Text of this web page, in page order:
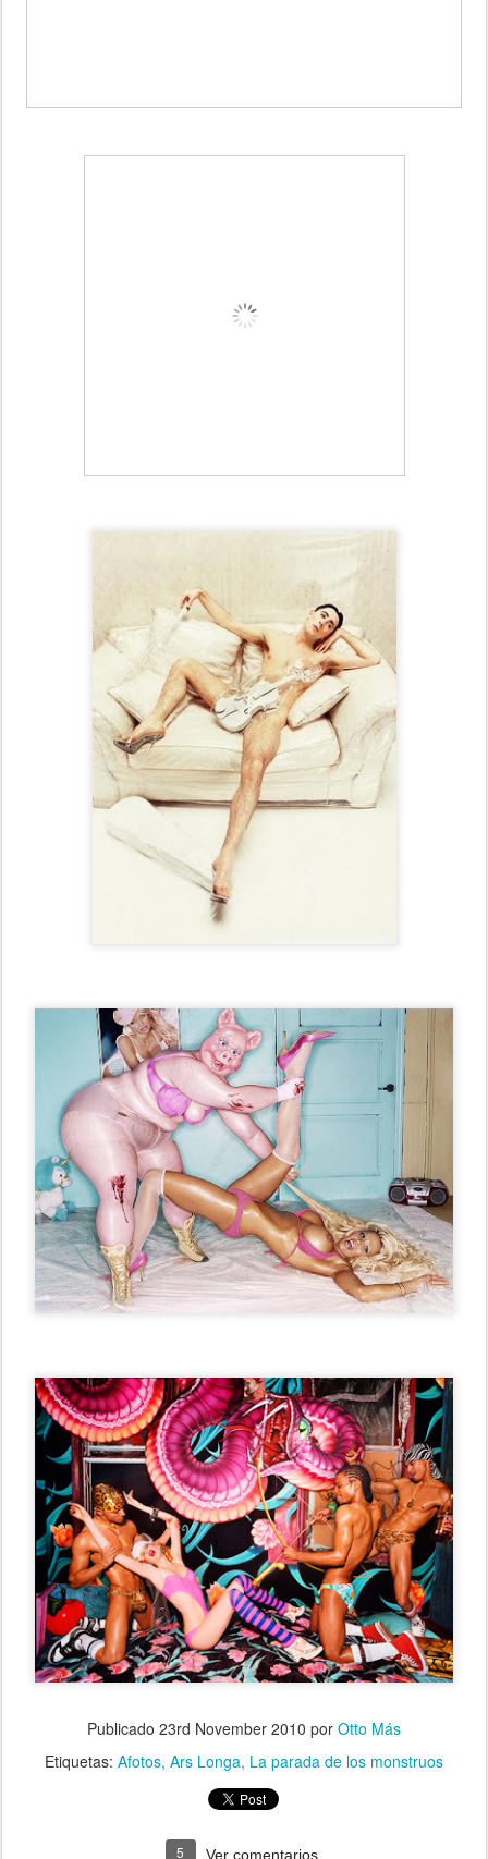
Publicado 23rd November 2010 por Otto Más
Etiquetas: Afotos Ars Longa La parada de los monstruos
5 Ver comentarios